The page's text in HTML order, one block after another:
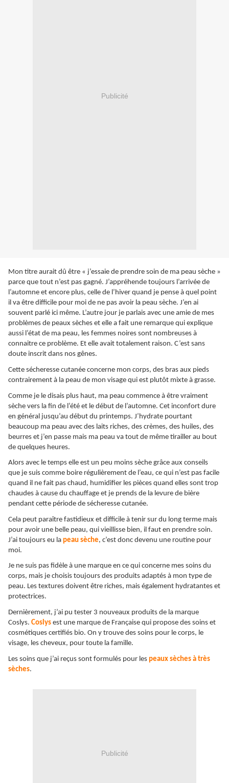
Publicité
Mon titre aurait dû être « j’essaie de prendre soin de ma peau sèche »
parce que tout n’est pas gagné. J’appréhende toujours l’arrivée de
l’automne et encore plus, celle de l’hiver quand je pense à quel point
il va être difficile pour moi de ne pas avoir la peau sèche. J’en ai
souvent parlé ici même. L’autre jour je parlais avec une amie de mes
problèmes de peaux sèches et elle a fait une remarque qui explique
aussi l’état de ma peau, les femmes noires sont nombreuses à
connaitre ce problème. Et elle avait totalement raison. C’est sans
doute inscrit dans nos gênes.
Cette sécheresse cutanée concerne mon corps, des bras aux pieds
contrairement à la peau de mon visage qui est plutôt mixte à grasse.
Comme je le disais plus haut, ma peau commence à être vraiment
sèche vers la fin de l’été et le début de l’automne. Cet inconfort dure
en général jusqu’au début du printemps. J’hydrate pourtant
beaucoup ma peau avec des laits riches, des crèmes, des huiles, des
beurres et j’en passe mais ma peau va tout de même tirailler au bout
de quelques heures.
Alors avec le temps elle est un peu moins sèche grâce aux conseils
que je suis comme boire régulièrement de l’eau, ce qui n’est pas facile
quand il ne fait pas chaud, humidifier les pièces quand elles sont trop
chaudes à cause du chauffage et je prends de la levure de bière
pendant cette période de sécheresse cutanée.
Cela peut paraître fastidieux et difficile à tenir sur du long terme mais
pour avoir une belle peau, qui vieillisse bien, il faut en prendre soin.
J’ai toujours eu la peau sèche, c’est donc devenu une routine pour
moi.
Je ne suis pas fidèle à une marque en ce qui concerne mes soins du
corps, mais je choisis toujours des produits adaptés à mon type de
peau. Les textures doivent être riches, mais également hydratantes et
protectrices.
Dernièrement, j’ai pu tester 3 nouveaux produits de la marque
Coslys. Coslys est une marque de Française qui propose des soins et
cosmétiques certifiés bio. On y trouve des soins pour le corps, le
visage, les cheveux, pour toute la famille.
Les soins que j’ai reçus sont formulés pour les peaux sèches à très
sèches.
Publicité